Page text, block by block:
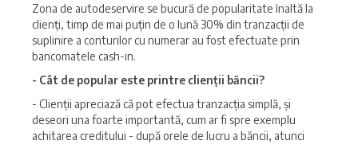
Zona de autodeservire se bucură de popularitate înaltă la
clienți, timp de mai puțin de o lună 30% din tranzacții de
suplinire a conturilor cu numerar au fost efectuate prin
bancomatele cash-in.
- Cât de popular este printre clienții băncii?
- Clienții apreciază că pot efectua tranzacția simplă, și
deseori una foarte importantă, cum ar fi spre exemplu
achitarea creditului - după orele de lucru a băncii, atunci